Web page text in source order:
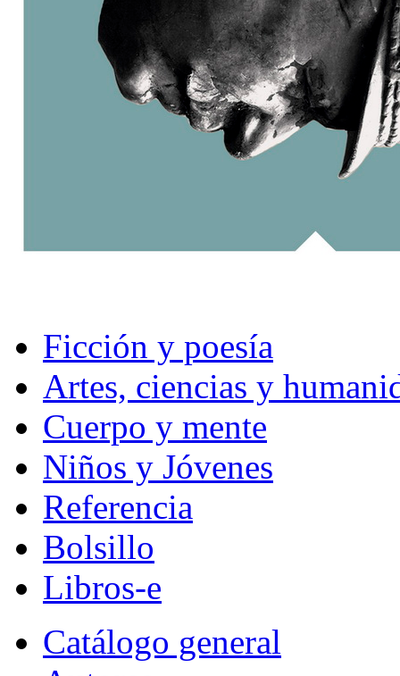
Ficción y poesía
Artes, ciencias y
Cuerpo y mente
Niños y Jóvenes
Referencia
Bolsillo
Libros-e
Catálogo general